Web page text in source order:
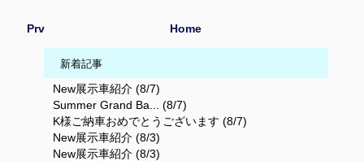
Prv Home
新着記事
New展示車紹介 (8/7)
Summer Grand Ba... (8/7)
K様ご納車おめでとうございます (8/7)
New展示車紹介 (8/3)
New展示車紹介 (8/3)